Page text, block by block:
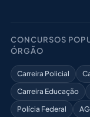
CONCURSOS
ÓRGÃO
Carreira Policial
Carreira Educação
Polícia Federal